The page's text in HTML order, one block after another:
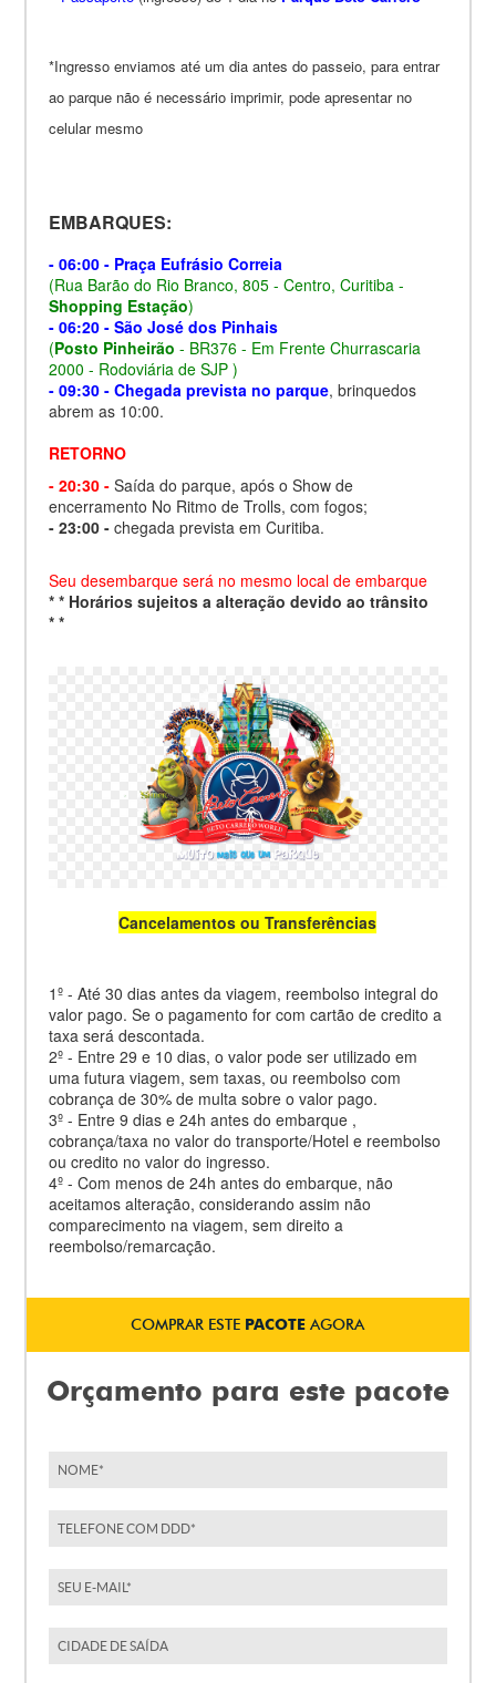
*Ingresso enviamos até um dia antes do passeio, para entrar
ao parque não é necessário imprimir, pode apresentar no
celular mesmo
EMBARQUES:
- 06:00 - Praça Eufrásio Correia
(Rua Barão do Rio Branco, 805 - Centro, Curitiba -
Shopping Estação)
- 06:20 - São José dos Pinhais
(Posto Pinheirão - BR376 - Em Frente Churrascaria
2000 - Rodoviária de SJP )
- 09:30 - Chegada prevista no parque, brinquedos
abrem as 10:00.
RETORNO
- 20:30 -Saída do parque, após o Show de
encerramento No Ritmo de Trolls, com fogos;
- 23:00 - chegada prevista em Curitiba.
Seu desembarque será no mesmo local de embarque
* * Horários sujeitos a alteração devido ao trânsito
* *
Cancelamentos ou Transferências
1º - Até 30 dias antes da viagem, reembolso integral do
valor pago. Se o pagamento for com cartão de credito a
taxa será descontada.
2º - Entre 29 e 10 dias, o valor pode ser utilizado em
uma futura viagem, sem taxas, ou reembolso com
cobrança de 30% de multa sobre o valor pago.
3º - Entre 9 dias e 24h antes do embarque ,
cobrança/taxa no valor do transporte/Hotel e reembolso
ou credito no valor do ingresso.
4º - Com menos de 24h antes do embarque, não
aceitamos alteração, considerando assim não
comparecimento na viagem, sem direito a
reembolso/remarcação.
COMPRAR ESTE PACOTE AGORA
Orçamento para este pacote